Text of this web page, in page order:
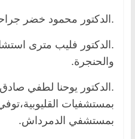
.الدكتور محمود خضر
.الدكتور فليب مترى
والحنجرة.
.الدكتور يوحنا لطفي
بمستشفيات
بمستشفي الدمرداش.